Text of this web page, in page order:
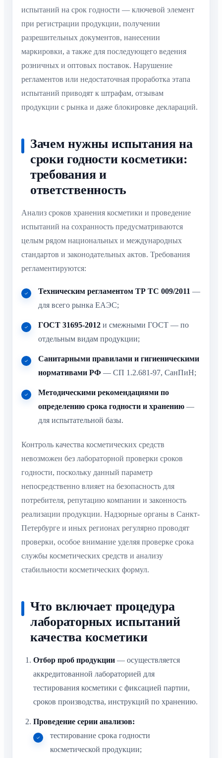
испытаний на срок годности — ключевой элемент
при регистрации продукции, получении
разрешительных документов, нанесении
маркировки, а также для последующего ведения
розничных и оптовых поставок. Нарушение
регламентов или недостаточная проработка этапа
испытаний приводят к штрафам, отзывам
продукции с рынка и даже блокировке деклараций.
Зачем нужны испытания на
сроки годности косметики:
требования и
ответственность
Анализ сроков хранения косметики и проведение
испытаний на сохранность предусматриваются
целым рядом национальных и международных
стандартов и законодательных актов. Требования
регламентируются:
Техническим регламентом ТР ТС 009/2011 —
для всего рынка ЕАЭС;
ГОСТ 31695-2012 и смежными ГОСТ — по
отдельным видам продукции;
Санитарными правилами и гигиеническими
нормативами РФ — СП 1.2.681-97, СанПиН;
Методическими рекомендациями по
определению срока годности и хранению —
для испытательной базы.
Контроль качества косметических средств
невозможен без лабораторной проверки сроков
годности, поскольку данный параметр
непосредственно влияет на безопасность для
потребителя, репутацию компании и законность
реализации продукции. Надзорные органы в Санкт-
Петербурге и иных регионах регулярно проводят
проверки, особое внимание уделяя проверке срока
службы косметических средств и анализу
стабильности косметических формул.
Что включает процедура
лабораторных испытаний
качества косметики
Отбор проб продукции — осуществляется
аккредитованной лабораторией для
тестирования косметики с фиксацией партии,
сроков производства, инструкций по хранению.
Проведение серии анализов:
тестирование срока годности
косметической продукции;